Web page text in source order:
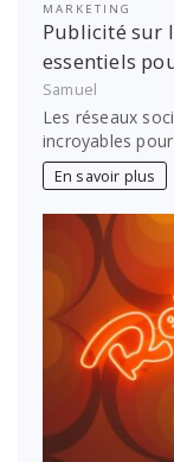
MARKETING
Publicité sur
essentiels
Samuel
Les réseaux
incroyables
En savoir plus